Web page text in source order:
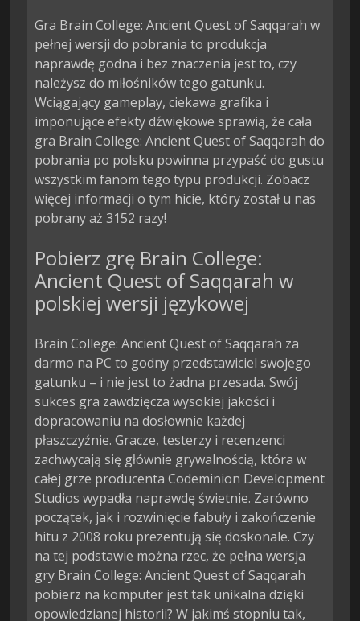
Gra Brain College: Ancient Quest of Saqqarah w
pełnej wersji do pobrania to produkcja
naprawdę godna i bez znaczenia jest to, czy
należysz do miłośników tego gatunku.
Wciągający gameplay, ciekawa grafika i
imponujące efekty dźwiękowe sprawią, że cała
gra Brain College: Ancient Quest of Saqqarah do
pobrania po polsku powinna przypaść do gustu
wszystkim fanom tego typu produkcji. Zobacz
więcej informacji o tym hicie, który został u nas
pobrany aż 3152 razy!
Pobierz grę Brain College:
Ancient Quest of Saqqarah w
polskiej wersji językowej
Brain College: Ancient Quest of Saqqarah za
darmo na PC to godny przedstawiciel swojego
gatunku – i nie jest to żadna przesada. Swój
sukces gra zawdzięcza wysokiej jakości i
dopracowaniu na dosłownie każdej
płaszczyźnie. Gracze, testerzy i recenzenci
zachwycają się głównie grywalnością, która w
całej grze producenta Codeminion Development
Studios wypadła naprawdę świetnie. Zarówno
początek, jak i rozwinięcie fabuły i zakończenie
hitu z 2008 roku prezentują się doskonale. Czy
na tej podstawie można rzec, że pełna wersja
gry Brain College: Ancient Quest of Saqqarah
pobierz na komputer jest tak unikalna dzięki
opowiedzianej historii? W jakimś stopniu tak,